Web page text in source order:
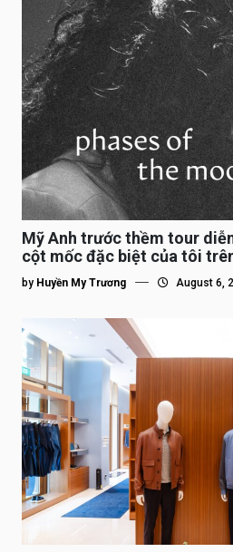
Mỹ Anh trước thềm tour
cột mốc đặc biệt của tôi
tế”
by Huyền My Trương August 6,